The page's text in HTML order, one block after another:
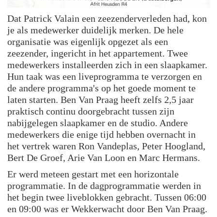
Dat Patrick Valain een zeezenderverleden had, kon
je als medewerker duidelijk merken. De hele
organisatie was eigenlijk opgezet als een
zeezender, ingericht in het appartement. Twee
medewerkers installeerden zich in een slaapkamer.
Hun taak was een liveprogramma te verzorgen en
de andere programma's op het goede moment te
laten starten. Ben Van Praag heeft zelfs 2,5 jaar
praktisch continu doorgebracht tussen zijn
nabijgelegen slaapkamer en de studio. Andere
medewerkers die enige tijd hebben overnacht in
het vertrek waren Ron Vandeplas, Peter Hoogland,
Bert De Groef, Arie Van Loon en Marc Hermans.
Er werd meteen gestart met een horizontale
programmatie. In de dagprogrammatie werden in
het begin twee liveblokken gebracht. Tussen 06:00
en 09:00 was er Wekkerwacht door Ben Van Praag.